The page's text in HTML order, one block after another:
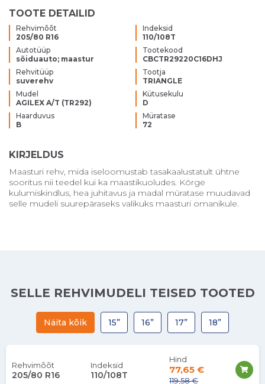
TOOTE DETAILID
Rehvimõõt
205/80 R16
Indeksid
110/108T
Autotüüp
sõiduauto; maastur
Tootekood
CBCTR29220C16DHJ
Rehvitüüp
suverehv
Tootja
TRIANGLE
Mudel
AGILEX A/T (TR292)
Kütusekulu
D
Haarduvus
B
Müratase
72
KIRJELDUS
Maasturi rehv, mida iseloomustab tasakaalustatult ühtne
sooritus nii teedel kui ka maastikuoludes. Kõrge
kulumiskindlus, hea juhitavus ja madal müratase muudavad
selle mudeli suurepäraseks valikuks maasturi omanikule.
SELLE REHVIMUDELI TEISED TOOTED
Näita kõik 15” 16” 17” 18”
Rehvimõõt
205/80 R16
Indeksid
110/108T
Hind
77,65 €
119,58 €